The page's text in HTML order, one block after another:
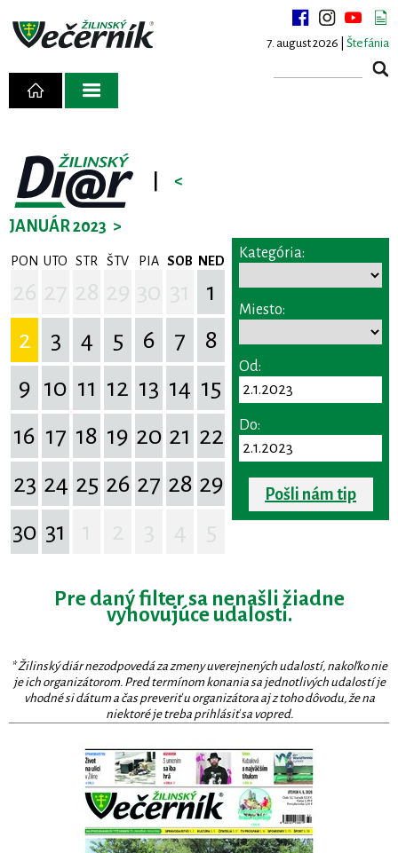
7. august 2026 | Štefánia
<
JANUÁR 2023 >
PON UTO STR ŠTV PIA SOB NED
1
2
3 4 5 6 7
8
9 10 11 12 13 14 15
16 17 18 19 20 21 22
23 24 25 26 27 28 29
30 31
Kategória:
Miesto:
Od:
Do:
Pošli nám tip
Pre daný filter sa nenašli žiadne
vyhovujúce udalosti.
* Žilinský diár nezodpovedá za zmeny uverejnených udalostí, nakoľko nie
je ich organizátorom. Pred termínom konania sa jednotlivých udalostí je
vhodné si dátum a čas preveriť u organizátora aj z toho dôvodu, že na
niektoré je treba prihlásiť sa vopred.